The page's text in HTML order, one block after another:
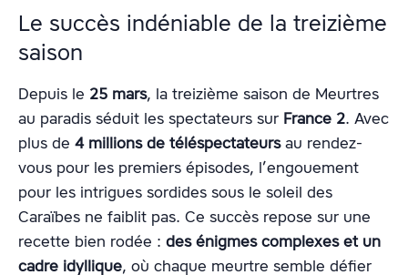
Le succès indéniable de la treizième
saison
Depuis le 25 mars, la treizième saison de Meurtres
au paradis séduit les spectateurs sur France 2. Avec
plus de 4 millions de téléspectateursau rendez-
vous pour les premiers épisodes, l’engouement
pour les intrigues sordides sous le soleil des
Caraïbes ne faiblit pas. Ce succès repose sur une
recette bien rodée : des énigmes complexes et un
cadre idyllique, où chaque meurtre semble défier